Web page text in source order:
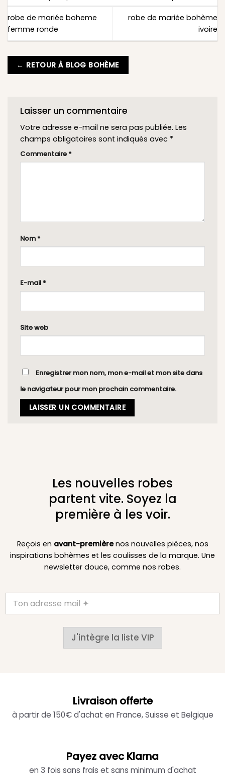
robe de mariée boheme
femme ronde
robe de mariée bohème
ivoire
← RETOUR À BLOG BOHÈME
Laisser un commentaire
Votre adresse e-mail ne sera pas publiée. Les
champs obligatoires sont indiqués avec *
Commentaire *
Nom *
E-mail *
Site web
Enregistrer mon nom, mon e-mail et mon site dans
le navigateur pour mon prochain commentaire.
Les nouvelles robes
partent vite. Soyez la
première à les voir.
Reçois en avant-premièrenos nouvelles pièces, nos
inspirations bohèmes et les coulisses de la marque. Une
newsletter douce, comme nos robes.
J'intègre la liste VIP
Livraison offerte
à partir de 150€ d'achat en France, Suisse et Belgique
Payez avec Klarna
en 3 fois sans frais et sans minimum d'achat